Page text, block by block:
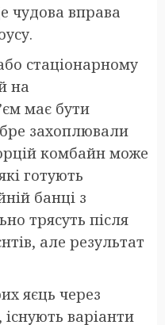
чудова вправа
стаціонарному
на
має бути
захоплювали
комбайн може
готують
банці з
трясуть після
але результат
яєць через
варіанти